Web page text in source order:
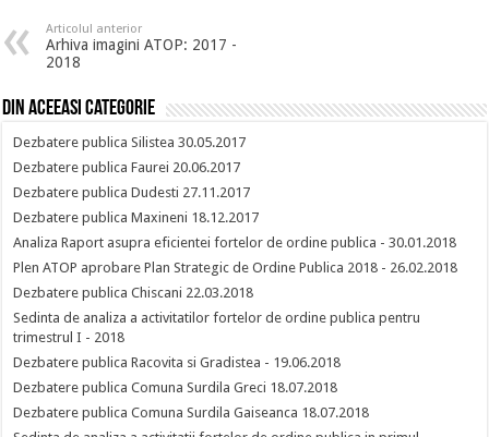
Articolul anterior
Arhiva imagini ATOP: 2017 -
2018
Din aceeasi categorie
Dezbatere publica Silistea 30.05.2017
Dezbatere publica Faurei 20.06.2017
Dezbatere publica Dudesti 27.11.2017
Dezbatere publica Maxineni 18.12.2017
Analiza Raport asupra eficientei fortelor de ordine publica - 30.01.2018
Plen ATOP aprobare Plan Strategic de Ordine Publica 2018 - 26.02.2018
Dezbatere publica Chiscani 22.03.2018
Sedinta de analiza a activitatilor fortelor de ordine publica pentru
trimestrul I - 2018
Dezbatere publica Racovita si Gradistea - 19.06.2018
Dezbatere publica Comuna Surdila Greci 18.07.2018
Dezbatere publica Comuna Surdila Gaiseanca 18.07.2018